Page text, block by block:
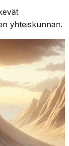
yhteiskunnan.